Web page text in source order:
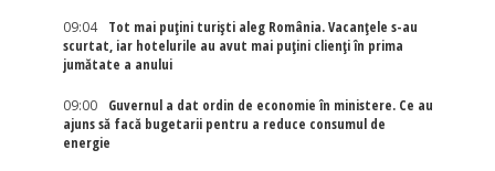
09:04
Tot mai puțini turiști aleg România. Vacanțele s-au
scurtat, iar hotelurile au avut mai puțini clienți în prima
jumătate a anului
09:00
Guvernul a dat ordin de economie în ministere. Ce au
ajuns să facă bugetarii pentru a reduce consumul de
energie